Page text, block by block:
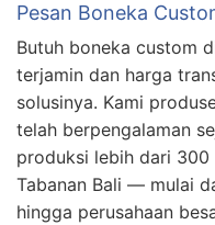
Pesan Boneka
Butuh boneka custom
terjamin dan harga
solusinya. Kami
telah berpengalaman
produksi lebih dari 300
Tabanan Bali — mulai
hingga perusahaan